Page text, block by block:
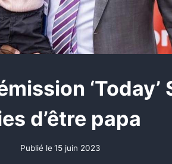
d’être papa
Publié le 15 juin 2023